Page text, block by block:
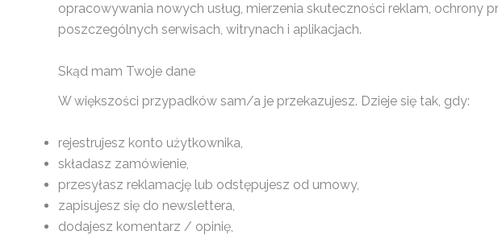
opracowywania nowych usług, mierzenia skuteczności reklam,
poszczególnych serwisach, witrynach i aplikacjach.
Skąd mam Twoje dane
W większości przypadków sam/a je przekazujesz. Dzieje się tak, gdy:
rejestrujesz konto użytkownika,
składasz zamówienie,
przesyłasz reklamację lub odstępujesz od umowy,
zapisujesz się do newslettera,
dodajesz komentarz / opinię,